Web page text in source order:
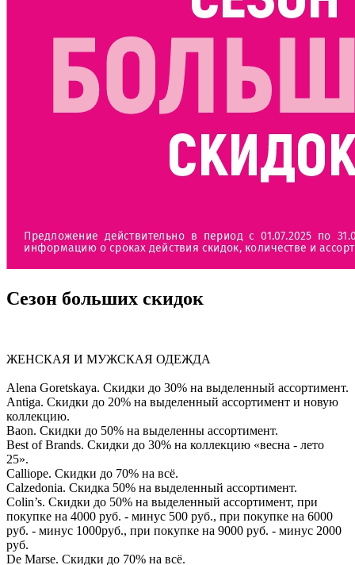
Сезон больших скидок
ЖЕНСКАЯ И МУЖСКАЯ ОДЕЖДА
Alena Goretskaya. Скидки до 30% на выделенный ассортимент.
Antiga. Скидки до 20% на выделенный ассортимент и новую
коллекцию.
Baon. Скидки до 50% на выделенны ассортимент.
Best of Brands. Скидки до 30% на коллекцию «весна - лето
25».
Calliope. Скидки до 70% на всё.
Calzedonia. Скидка 50% на выделенный ассортимент.
Colin’s. Скидки до 50% на выделенный ассортимент, при
покупке на 4000 руб. - минус 500 руб., при покупке на 6000
руб. - минус 1000руб., при покупке на 9000 руб. - минус 2000
руб.
De Marse. Скидки до 70% на всё.